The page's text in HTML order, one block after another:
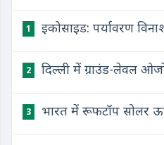
1 इकोसाइड: पर्यावरण
2 दिल्ली में ग्राउंड-लेवल
3 भारत में रूफटॉप सोलर